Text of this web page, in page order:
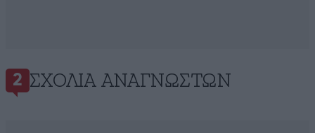
2 ΣΧΌΛΙΑ ΑΝΑΓΝΩΣΤΏΝ